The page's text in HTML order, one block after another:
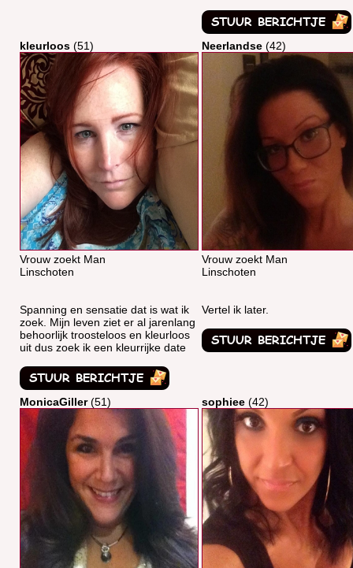
kleurloos (51)
Vrouw zoekt Man
Linschoten
Spanning en sensatie dat is wat ik
zoek. Mijn leven ziet er al jarenlang
behoorlijk troosteloos en kleurloos
uit dus zoek ik een kleurrijke date
Neerlandse (42)
Vrouw zoekt Man
Linschoten
Vertel ik later.
MonicaGiller(51) sophiee (42)